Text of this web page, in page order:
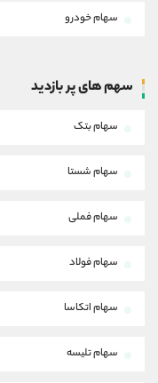
سهام خودرو
سهم های پر بازدید
سهام بتک
سهام شستا
سهام فملی
سهام فولاد
سهام اتکاسا
سهام تلیسه